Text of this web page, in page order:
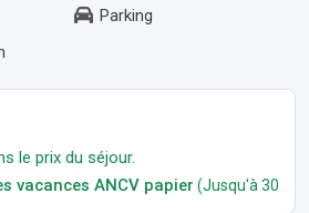
Parking
le prix du séjour.
vacances ANCV papier (Jusqu'à 30